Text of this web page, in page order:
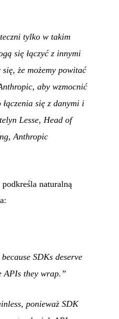
tylko w takim
się łączyć z innymi
że możemy powitać
aby wzmocnić
się z danymi i
Lesse, Head of
Anthropic
naturalną
SDKs deserve
APIs they wrap.”
ponieważ SDK